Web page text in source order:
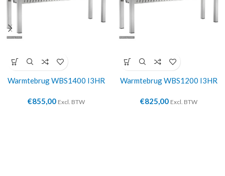
Warmtebrug WBS1400 I3HR
€855,00 Excl. BTW
Warmtebrug WBS1200 I3HR
€825,00 Excl. BTW